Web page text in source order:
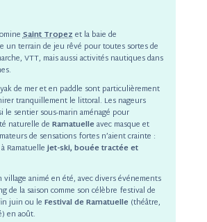
Saint Tropez et la baie de
un terrain de jeu rêvé pour toutes sortes de
VTT, mais aussi activités nautiques dans
de mer et en paddle sont particulièrement
tranquillement le littoral. Les nageurs
le sentier sous-marin aménagé pour
naturelle de Ramatuelleavec masque et
de sensations fortes n’aient crainte :
Ramatuellejet-ski, bouée tractée et
village animé en été, avec divers événements
de la saison comme son célèbre festival de
juin ou le Festival de Ramatuelle (théâtre,
en août.